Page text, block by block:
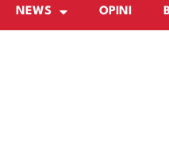
NEWS OPINI